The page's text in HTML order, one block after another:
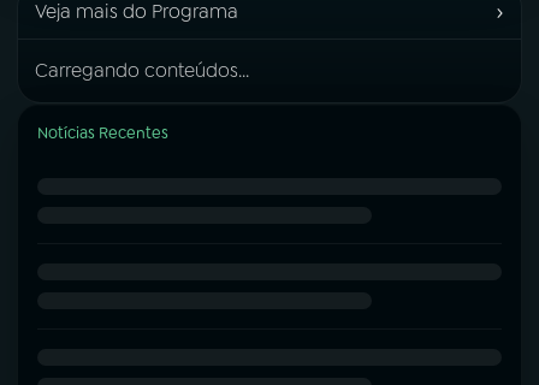
Veja mais do Programa ›
Carregando conteúdos...
Notícias Recentes